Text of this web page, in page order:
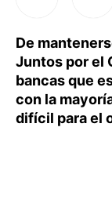
De
Juntos por el
bancas que
con la
difícil para el